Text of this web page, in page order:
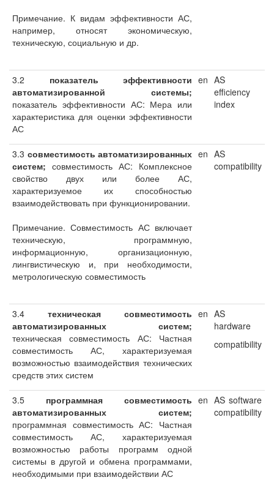
Примечание. К видам эффективности АС,
например, относят экономическую,
техническую, социальную и др.
3.2 показатель эффективности
автоматизированной системы;
показатель эффективности АС: Мера или
характеристика для оценки эффективности
АС
en AS
efficiency
index
3.3 совместимость автоматизированных
систем; совместимость АС: Комплексное
свойство двух или более АС,
характеризуемое их способностью
взаимодействовать при функционировании.
Примечание. Совместимость АС включает
техническую, программную,
информационную, организационную,
лингвистическую и, при необходимости,
метрологическую совместимость
en AS
compatibility
3.4 техническая совместимость
автоматизированных систем;
техническая совместимость АС: Частная
совместимость АС, характеризуемая
возможностью взаимодействия технических
средств этих систем
en AS
hardware
compatibility
3.5 программная совместимость
автоматизированных систем;
программная совместимость АС: Частная
совместимость АС, характеризуемая
возможностью работы программ одной
системы в другой и обмена программами,
необходимыми при взаимодействии АС
en AS software
compatibility